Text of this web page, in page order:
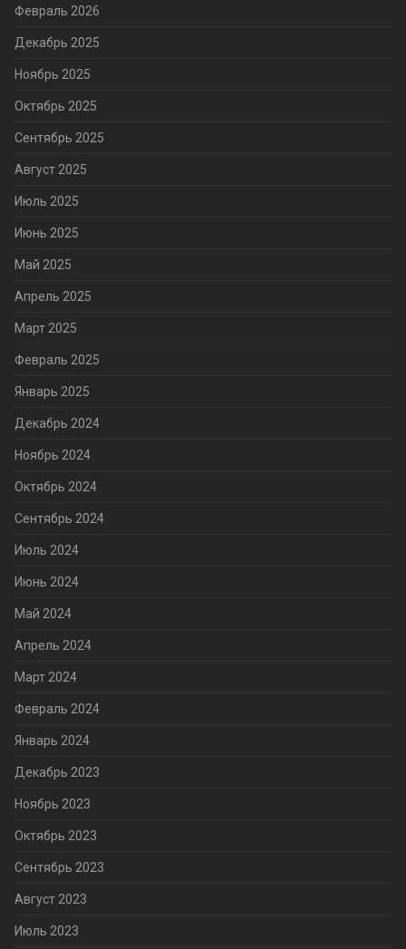
Февраль 2026
Декабрь 2025
Ноябрь 2025
Октябрь 2025
Сентябрь 2025
Август 2025
Июль 2025
Июнь 2025
Май 2025
Апрель 2025
Март 2025
Февраль 2025
Январь 2025
Декабрь 2024
Ноябрь 2024
Октябрь 2024
Сентябрь 2024
Июль 2024
Июнь 2024
Май 2024
Апрель 2024
Март 2024
Февраль 2024
Январь 2024
Декабрь 2023
Ноябрь 2023
Октябрь 2023
Сентябрь 2023
Август 2023
Июль 2023